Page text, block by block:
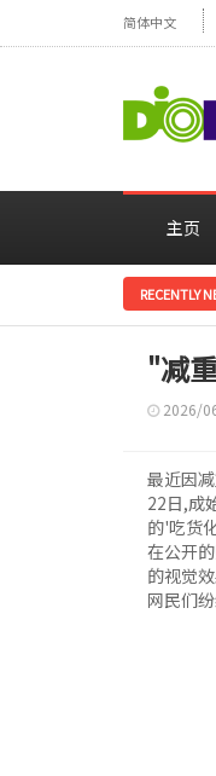
简体中文
主页
RECENTLY
"减
2026/
最近因
22日,成
的'吃货
在公开
的视觉
网民们